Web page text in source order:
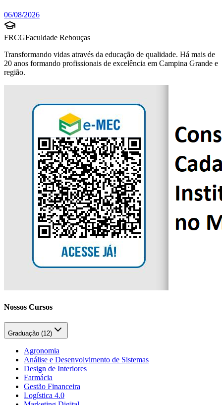
06/08/2026
FRCGFaculdade Rebouças
Transformando vidas através da educação de qualidade. Há mais de
20 anos formando profissionais de excelência em Campina Grande e
região.
Nossos Cursos
Graduação (12)
Agronomia
Análise e Desenvolvimento de Sistemas
Design de Interiores
Farmácia
Gestão Financeira
Logística 4.0